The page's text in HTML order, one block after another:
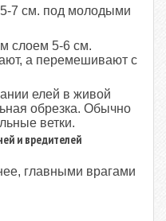
5-7 см. под молодыми
слоем 5-6 см.
а перемешивают с
елей в живой
обрезка. Обычно
ветки.
и вредителей
главными врагами